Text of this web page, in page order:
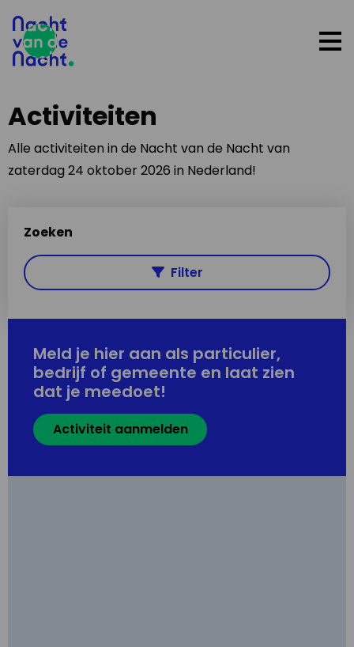
Activiteiten
Alle activiteiten in de Nacht van de Nacht van
zaterdag 24 oktober 2026 in Nederland!
Zoeken
Filter
Meld je hier aan als particulier,
bedrijf of gemeente en laat zien
dat je meedoet!
Activiteit aanmelden